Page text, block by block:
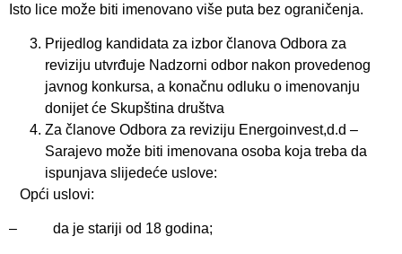
Isto lice može biti imenovano više puta bez ograničenja.
Prijedlog kandidata za izbor članova Odbora za
reviziju utvrđuje Nadzorni odbor nakon provedenog
javnog konkursa, a konačnu odluku o imenovanju
donijet će Skupština društva
Za članove Odbora za reviziju Energoinvest,d.d –
Sarajevo može biti imenovana osoba koja treba da
ispunjava slijedeće uslove:
Opći uslovi:
– da je stariji od 18 godina;